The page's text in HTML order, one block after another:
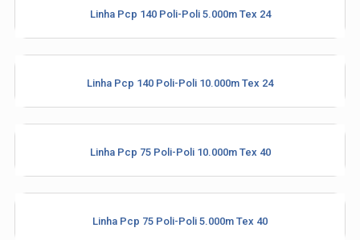
Linha Pcp 140 Poli-Poli 5.000m Tex 24
Linha Pcp 140 Poli-Poli 10.000m Tex 24
Linha Pcp 75 Poli-Poli 10.000m Tex 40
Linha Pcp 75 Poli-Poli 5.000m Tex 40